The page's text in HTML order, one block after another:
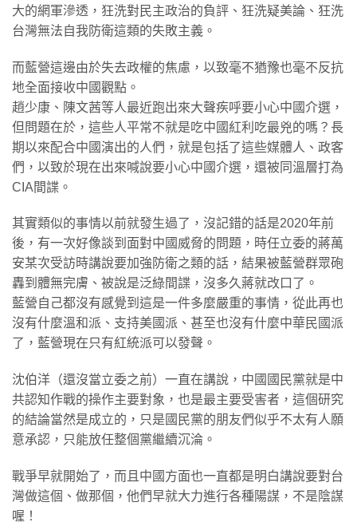
大的網軍滲透，狂洗對民主政治的負評、狂洗疑美論、狂洗
台灣無法自我防衛這類的失敗主義。
​而藍營這邊由於失去政權的焦慮，以致毫不猶豫也毫不反抗
地全面接收中國觀點。
趙少康、陳文茜等人最近跑出來大聲疾呼要小心中國介選，
但問題在於，這些人平常不就是吃中國紅利吃最兇的嗎？長
期以來配合中國演出的人們，就是包括了這些媒體人、政客
們，以致於現在出來喊說要小心中國介選，還被同溫層打為
CIA間諜。
​其實類似的事情以前就發生過了，沒記錯的話是2020年前
後，有一次好像談到面對中國威脅的問題，時任立委的蔣萬
安某次受訪時講說要加強防衛之類的話，結果被藍營群眾砲
轟到體無完膚、被說是泛綠間諜，沒多久蔣就改口了。
藍營自己都沒有感覺到這是一件多麼嚴重的事情，從此再也
沒有什麼溫和派、支持美國派、甚至也沒有什麼中華民國派
了，藍營現在只有紅統派可以發聲。
​沈伯洋（還沒當立委之前）一直在講說，中國國民黨就是中
共認知作戰的操作主要對象，也是最主要受害者，這個研究
的結論當然是成立的，只是國民黨的朋友們似乎不太有人願
意承認，只能放任整個黨繼續沉淪。
​戰爭早就開始了，而且中國方面也一直都是明白講說要對台
灣做這個、做那個，他們早就大力進行各種陽謀，不是陰謀
喔！